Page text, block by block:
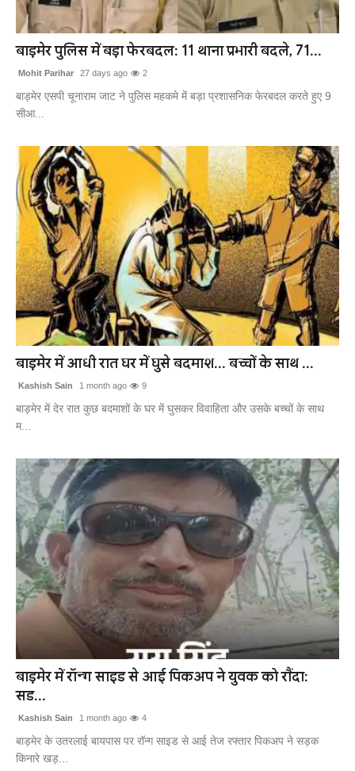
बाड़मेर पुलिस में बड़ा फेरबदल: 11 थाना प्रभारी बदले, 71...
Mohit Parihar 27 days ago 2
बाड़मेर एसपी चूनाराम जाट ने पुलिस महकमे में बड़ा प्रशासनिक फेरबदल करते हुए 9
सीआ...
बाड़मेर में आधी रात घर में घुसे बदमाश... बच्चों के साथ ...
Kashish Sain 1 month ago 9
बाड़मेर में देर रात कुछ बदमाशों के घर में घुसकर विवाहिता और उसके बच्चों के साथ
म...
बाड़मेर में रॉन्ग साइड से आई पिकअप ने युवक को रौंदा:
सड...
Kashish Sain 1 month ago 4
बाड़मेर के उतरलाई बायपास पर रॉन्ग साइड से आई तेज रफ्तार पिकअप ने सड़क
किनारे खड़...